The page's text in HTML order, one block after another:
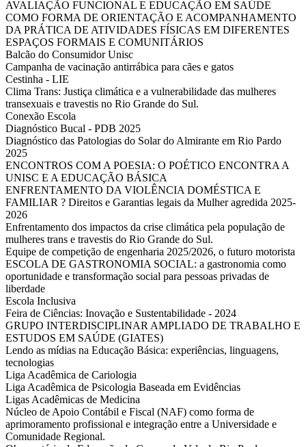
AVALIAÇÃO FUNCIONAL E EDUCAÇÃO EM SAÚDE
COMO FORMA DE ORIENTAÇÃO E ACOMPANHAMENTO
DA PRÁTICA DE ATIVIDADES FÍSICAS EM DIFERENTES
ESPAÇOS FORMAIS E COMUNITÁRIOS
Balcão do Consumidor Unisc
Campanha de vacinação antirrábica para cães e gatos
Cestinha - LIE
Clima Trans: Justiça climática e a vulnerabilidade das mulheres
transexuais e travestis no Rio Grande do Sul.
Conexão Escola
Diagnóstico Bucal - PDB 2025
Diagnóstico das Patologias do Solar do Almirante em Rio Pardo
2025
ENCONTROS COM A POESIA: O POÉTICO ENCONTRA A
UNISC E A EDUCAÇÃO BÁSICA
ENFRENTAMENTO DA VIOLÊNCIA DOMÉSTICA E
FAMILIAR ? Direitos e Garantias legais da Mulher agredida 2025-
2026
Enfrentamento dos impactos da crise climática pela população de
mulheres trans e travestis do Rio Grande do Sul.
Equipe de competição de engenharia 2025/2026, o futuro motorista
ESCOLA DE GASTRONOMIA SOCIAL: a gastronomia como
oportunidade e transformação social para pessoas privadas de
liberdade
Escola Inclusiva
Feira de Ciências: Inovação e Sustentabilidade - 2024
GRUPO INTERDISCIPLINAR AMPLIADO DE TRABALHO E
ESTUDOS EM SAÚDE (GIATES)
Lendo as mídias na Educação Básica: experiências, linguagens,
tecnologias
Liga Acadêmica de Cariologia
Liga Acadêmica de Psicologia Baseada em Evidências
Ligas Acadêmicas de Medicina
Núcleo de Apoio Contábil e Fiscal (NAF) como forma de
aprimoramento profissional e integração entre a Universidade e
Comunidade Regional.